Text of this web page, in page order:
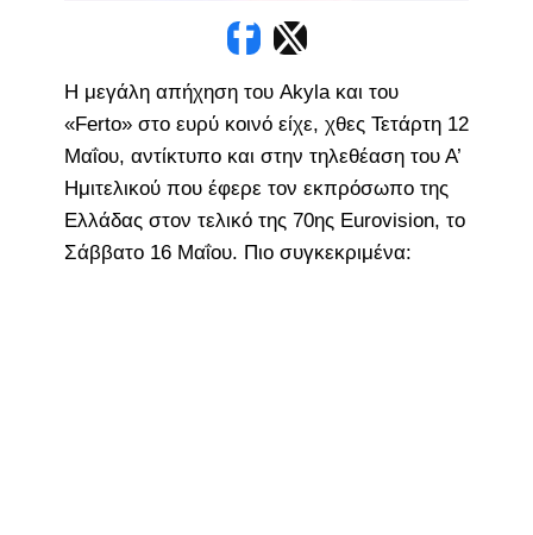
Η μεγάλη απήχηση του Akyla και του
«Ferto» στο ευρύ κοινό είχε, χθες Τετάρτη 12
Μαΐου, αντίκτυπο και στην τηλεθέαση του Α’
Ημιτελικού που έφερε τον εκπρόσωπο της
Ελλάδας στον τελικό της 70ης Eurovision, το
Σάββατο 16 Μαΐου. Πιο συγκεκριμένα: